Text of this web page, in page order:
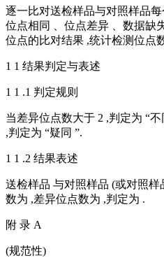
逐一比对送检样品与对照样品
位点相同 、位点差异 、数据缺
位点的比对结果 ,统计检测位点
1 1 结果判定与表述
1 1 .1 判定规则
当差异位点数大于 2 ,判定为 “
,判定为 “疑同 ”.
1 1 .2 结果表述
送检样品 与对照样品 (或对照
数为 ,差异位点数为 ,判定为 .
附 录 A
(规范性)